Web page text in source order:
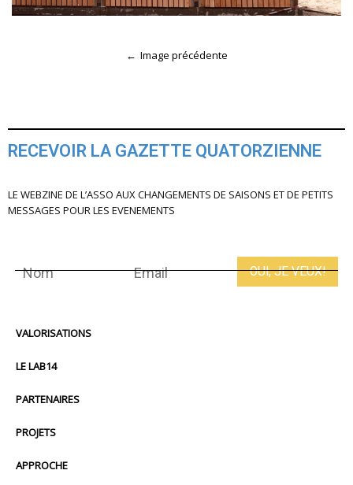
Image précédente
RECEVOIR LA GAZETTE QUATORZIENNE
LE WEBZINE DE L’ASSO AUX CHANGEMENTS DE SAISONS ET DE PETITS
MESSAGES POUR LES EVENEMENTS
VALORISATIONS
LE LAB14
PARTENAIRES
PROJETS
APPROCHE